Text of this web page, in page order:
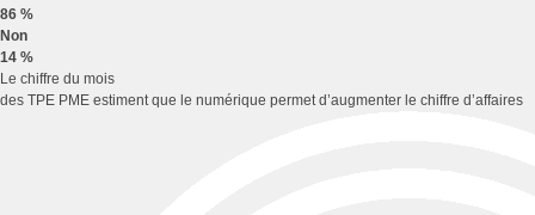
86 %
Non
14 %
Le chiffre du mois
des TPE PME estiment que le numérique permet d’augmenter le chiffre d’affaires